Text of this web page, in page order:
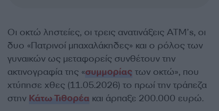
Οι οκτώ ληστείες, οι τρεις ανατινάξεις ΑΤΜ’s, οι
δυο «Πατρινοί μπαχαλάκηδες» και ο ρόλος των
γυναικών ως μεταφορείς συνθέτουν την
ακτινογραφία της «συμμορίας των οκτώ», που
χτύπησε χθες (11.05.2026) το πρωί την τράπεζα
στην Κάτω Τιθορέα και άρπαξε 200.000 ευρώ.